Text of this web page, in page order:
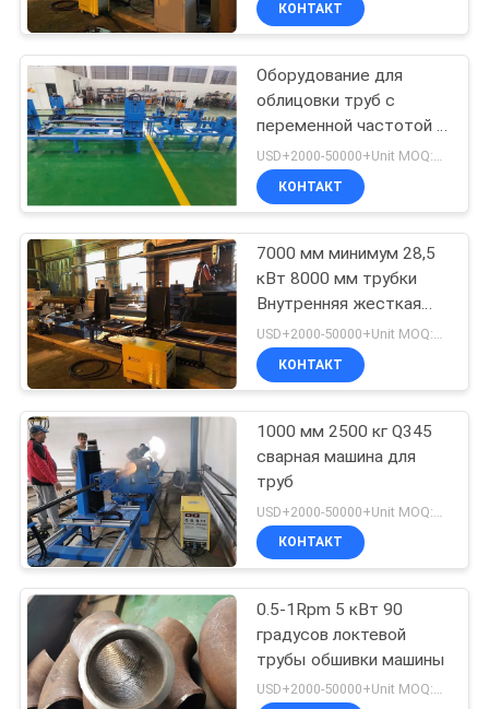
Машина для
сварки покрытий
33
Машина для
сварки с
накладкой
28
Сварочный
аппарат
автоматной
сварки
26
КОНТАКТ
Оборудование для
облицовки труб с
переменной частотой 6
мм
КОНТАКТ
7000 мм минимум 28,5
кВт 8000 мм трубки
Внутренняя жесткая
машина
КОНТАКТ
1000 мм 2500 кг Q345
сварная машина для
труб
КОНТАКТ
0.5-1Rpm 5 кВт 90
градусов локтевой
трубы обшивки машины
USD+2000-50000+Unit MOQ:1 единица